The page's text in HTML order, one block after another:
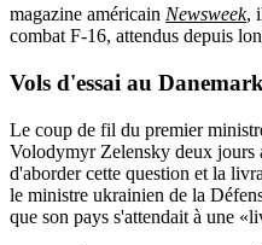
magazine américain Newsweek,
combat F-16, attendus depuis
Vols d'essai au
Le coup de fil du premier
Volodymyr Zelensky deux jours
d'aborder cette question et la
le ministre ukrainien de la
que son pays s'attendait à une